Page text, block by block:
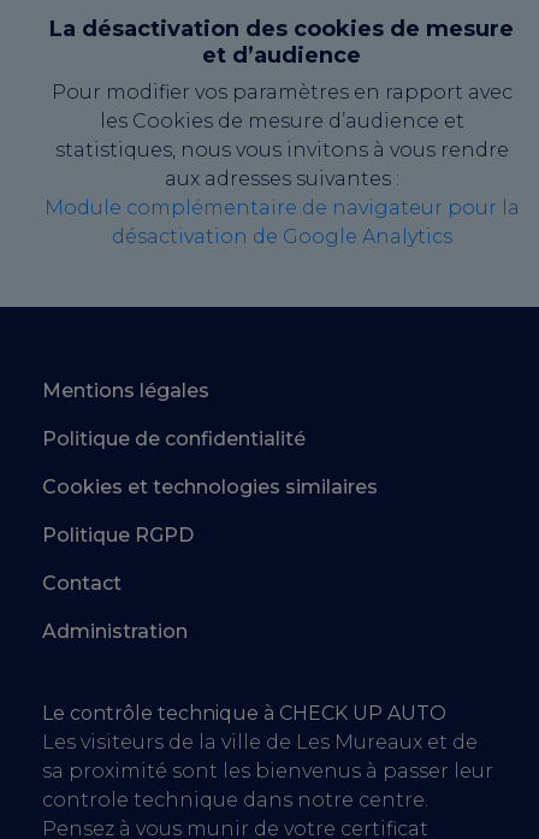
La désactivation des cookies de mesure
et d’audience
Pour modifier vos paramètres en rapport avec
les Cookies de mesure d’audience et
statistiques, nous vous invitons à vous rendre
aux adresses suivantes :
Module complémentaire de navigateur pour la
désactivation de Google Analytics
Mentions légales
Politique de confidentialité
Cookies et technologies similaires
Politique RGPD
Contact
Administration
Le contrôle technique à CHECK UP AUTO
Les visiteurs de la ville de Les Mureaux et de
sa proximité sont les bienvenus à passer leur
controle technique dans notre centre.
Pensez à vous munir de votre certificat